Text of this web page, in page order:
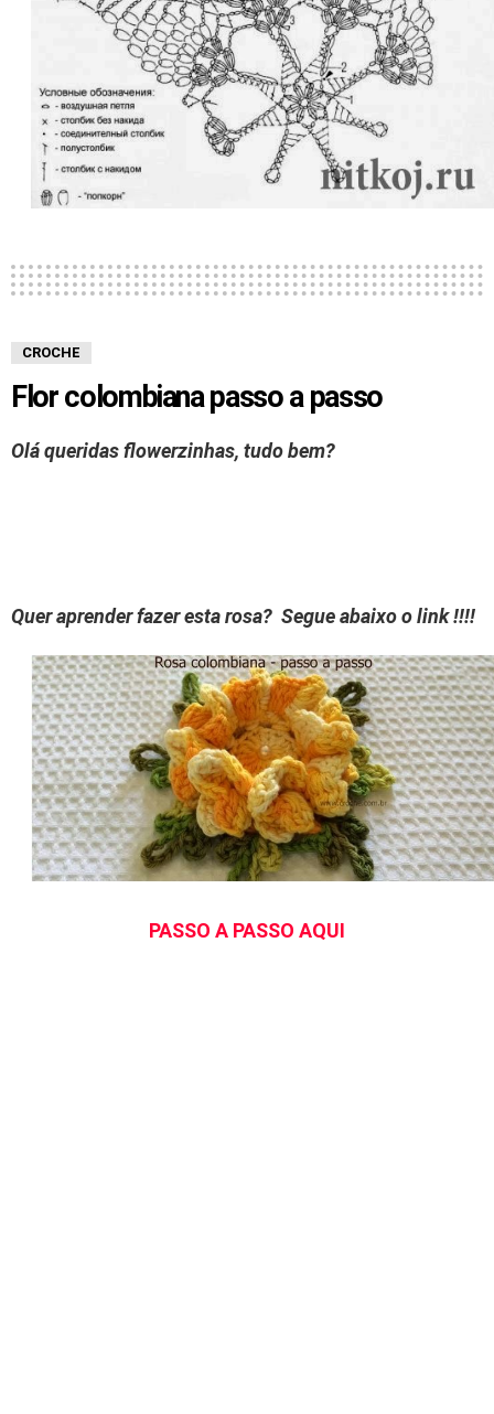
CROCHE
Flor colombiana passo a passo
Olá queridas flowerzinhas, tudo bem?
Quer aprender fazer esta rosa? Segue abaixo o link !!!!
PASSO A PASSO AQUI